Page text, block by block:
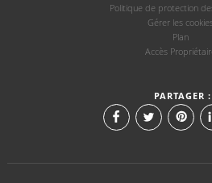
Politique de protection
Gérer les
Plan
Accès
PARTAGER :